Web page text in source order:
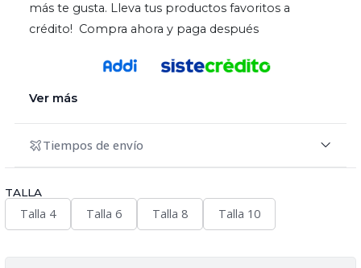
más te gusta. Lleva tus productos favoritos a
crédito! Compra ahora y paga después
Ver más
Tiempos de envío
TALLA
Talla 4 Talla 6 Talla 8 Talla 10